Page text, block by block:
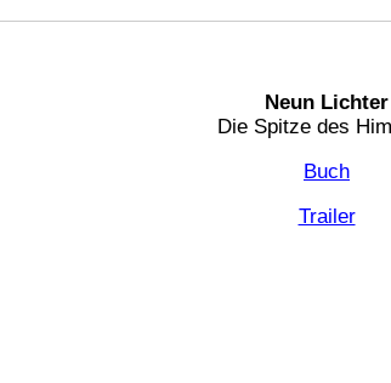
Neun Lichter
Die Spitze des
Buch
Trailer